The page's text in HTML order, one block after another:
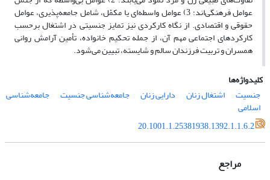
عوامل فرهنگی‌اند؛ 3) عوامل واسطه‌ای یا مکمّل، شامل جامعه‌پذیری، عوامل
حقوقی و اقتصادی. از نگاه کارکردی نیز تمایز جنسیتی در اشتغال برحسب
کارکردهاى اجتماعی مهم آن، از جمله تحکیم خانواده، تأمین آرامش روانى
همسران و تربیت فرزندان سالم و شایسته، تبیین می‌شود.
کلیدواژه‌ها
جنسیت
اشتغال زنان دارایی‌ زنان جامعه‌شناسی جنسیت جامعه‌شناسی
اسلامی
20.1001.1.25381938.1392.1.1.6.2
مراجع